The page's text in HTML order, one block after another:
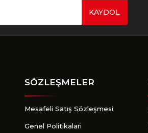
KAYDOL
SÖZLEŞMELER
Mesafeli Satış Sözleşmesi
Genel Politikalari